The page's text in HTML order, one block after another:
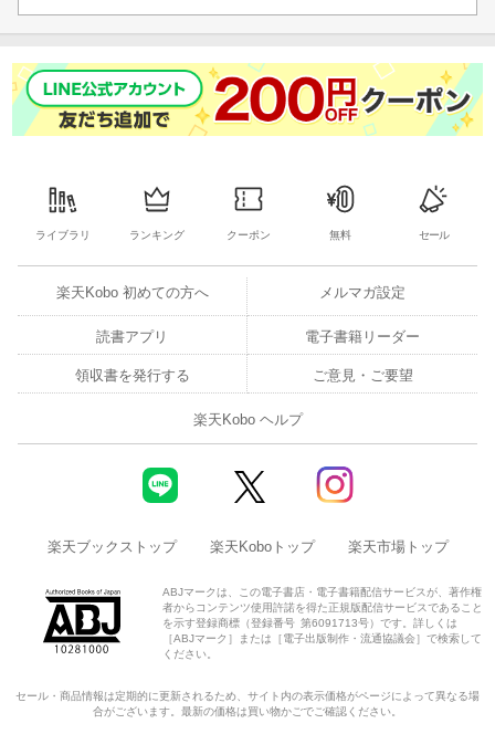
ライブラリ ランキング クーポン 無料 セール
楽天Kobo 初めての方へ メルマガ設定
読書アプリ 電子書籍リーダー
領収書を発行する ご意見・ご要望
楽天Kobo ヘルプ
楽天ブックストップ 楽天Koboトップ 楽天市場トップ
ABJマークは、この電子書店・電子書籍配信サービスが、著作権
者からコンテンツ使用許諾を得た正規版配信サービスであること
を示す登録商標（登録番号 第6091713号）です。詳しくは
［ABJマーク］または［電子出版制作・流通協議会］で検索して
ください。
セール・商品情報は定期的に更新されるため、サイト内の表示価格がページによって異なる場
合がございます。最新の価格は買い物かごでご確認ください。